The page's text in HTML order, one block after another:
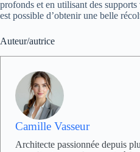
profonds et en utilisant des
est possible d’obtenir une belle
Auteur/autrice
Camille Vasseur
Architecte passionnée depuis